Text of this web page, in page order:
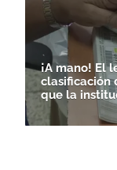
¡A mano! El
clasificación
que la